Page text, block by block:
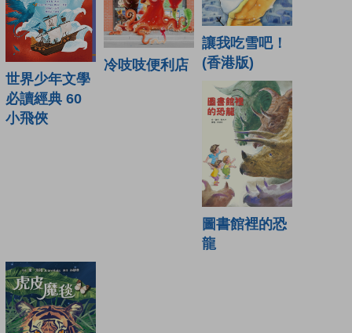
世界少年文學
必讀經典 60
小飛俠
冷吱吱便利店
讓我吃雪吧！
(香港版)
圖書館裡的恐
龍